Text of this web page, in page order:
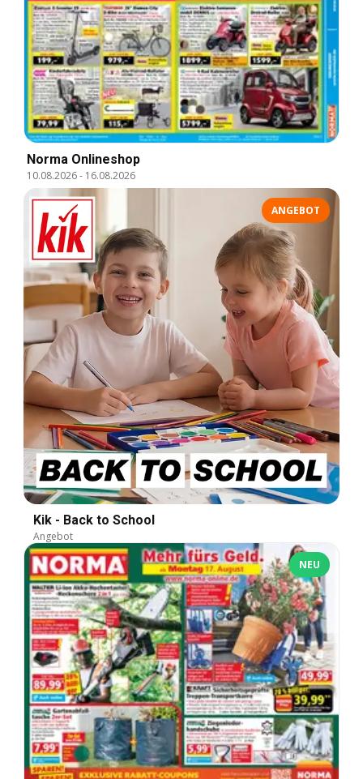
Norma Onlineshop
10.08.2026- 16.08.2026
ANGEBOT
Kik - Back to School
Angebot
NEU